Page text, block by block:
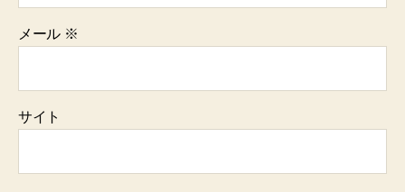
メール ※
サイト